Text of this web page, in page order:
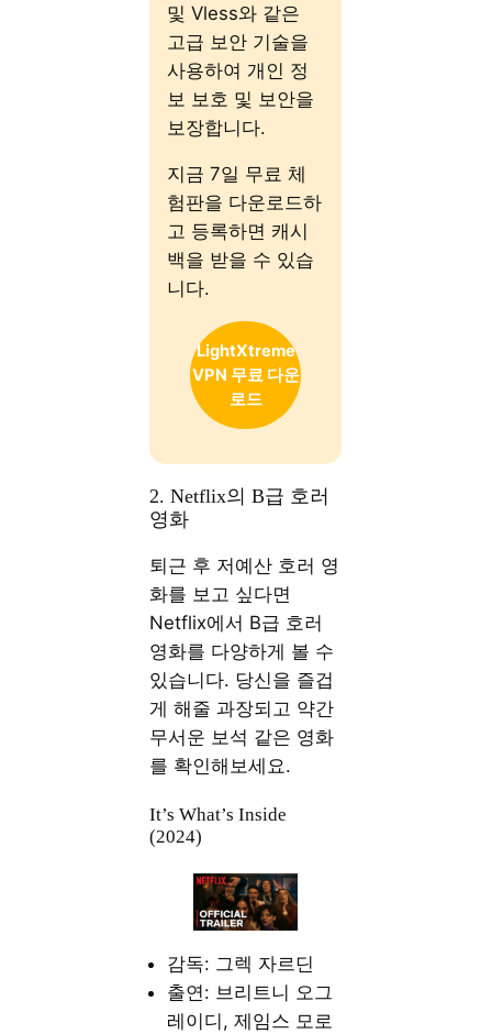
및 Vless와 같은
고급 보안 기술을
사용하여 개인 정
보 보호 및 보안을
보장합니다.
지금 7일 무료 체
험판을 다운로드하
고 등록하면 캐시
백을 받을 수 있습
니다.
LightXtreme
VPN 무료 다운
로드
2. Netflix의 B급 호러
영화
퇴근 후 저예산 호러 영
화를 보고 싶다면
Netflix에서 B급 호러
영화를 다양하게 볼 수
있습니다. 당신을 즐겁
게 해줄 과장되고 약간
무서운 보석 같은 영화
를 확인해보세요.
It’s What’s Inside
(2024)
감독: 그렉 자르딘
출연: 브리트니 오그
레이디, 제임스 모로